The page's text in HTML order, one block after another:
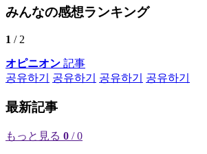
みんなの感想ランキング
1 / 2
オピニオン 記事
공유하기
공유하기 공유하기 공유하기
最新記事
もっと見る 0 / 0